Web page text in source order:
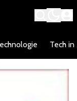
Tech in